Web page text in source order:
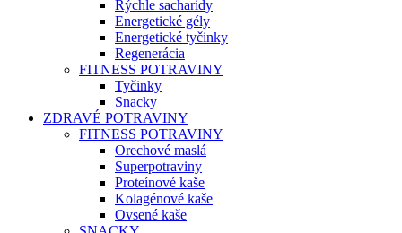
Rýchle sacharidy
Energetické gély
Energetické tyčinky
Regenerácia
FITNESS POTRAVINY
Tyčinky
Snacky
ZDRAVÉ POTRAVINY
FITNESS POTRAVINY
Orechové maslá
Superpotraviny
Proteínové kaše
Kolagénové kaše
Ovsené kaše